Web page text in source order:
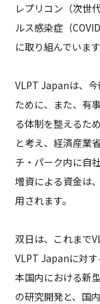
レプリコン（次世
ルス感染症（
に取り組んでいます
VLPT Japanは、
ために、また、有
る体制を整えるた
と考え、経済産業
チ・パーク内に自
増資による資金は
用されます。
双日は、これまで
VLPT Japanに対
本国内における新
の研究開発と、国